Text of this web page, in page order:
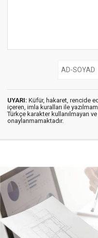
UYARI: Küfür, hakaret, rencide
içeren, imla kuralları ile
Türkçe karakter kullanılmayan
onaylanmamaktadır.